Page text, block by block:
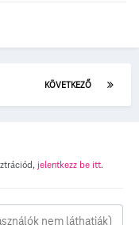
KÖVETKEZŐ
jelentkezz be itt.